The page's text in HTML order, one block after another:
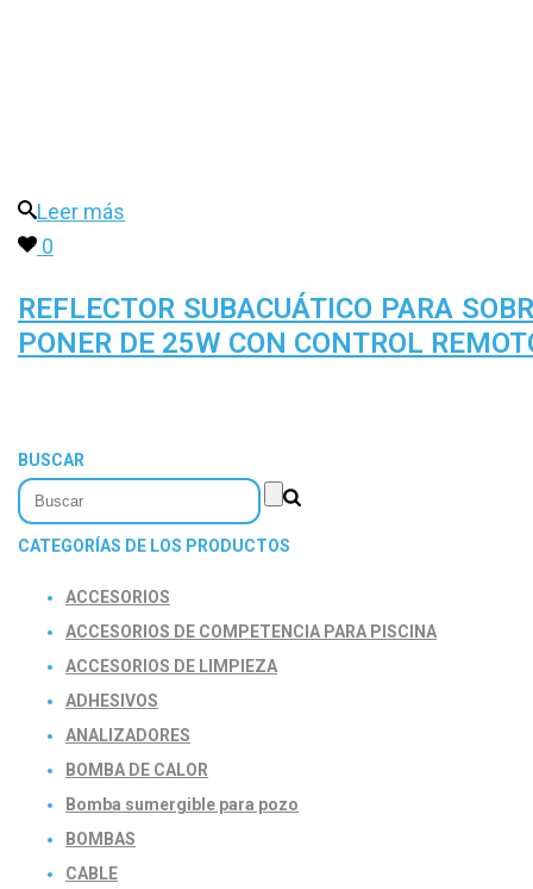
Leer más
0
REFLECTOR SUBACUÁTICO PARA
PONER DE 25W CON CONTROL
BUSCAR
CATEGORÍAS DE LOS PRODUCTOS
ACCESORIOS
ACCESORIOS DE COMPETENCIA PARA PISCINA
ACCESORIOS DE LIMPIEZA
ADHESIVOS
ANALIZADORES
BOMBA DE CALOR
Bomba sumergible para pozo
BOMBAS
CABLE